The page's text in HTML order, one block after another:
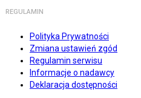
REGULAMIN
Polityka Prywatności
Zmiana ustawień zgód
Regulamin serwisu
Informacje o nadawcy
Deklaracja dostępności